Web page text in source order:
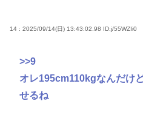
14 : 2025/09/14(日) 13:43:02.98 ID:j/55WZIi0
>>9
オレ195cm110kgなんだけ
せるね